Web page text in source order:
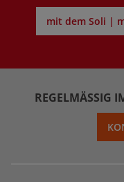
mit dem Soli |
REGELMÄSSIG